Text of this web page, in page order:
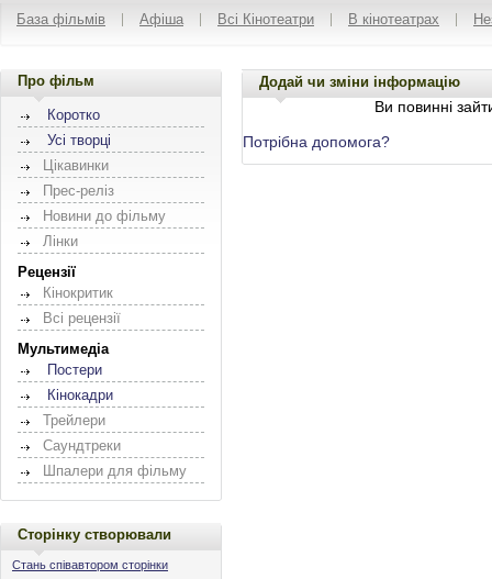
База фільмів Афіша Всі Кінотеатри В кінотеатрах
Про фільм
Коротко
Усі творці
Цікавинки
Прес-реліз
Новини до фільму
Лінки
Рецензії
Кінокритик
Всі рецензії
Мультимедіа
Постери
Кінокадри
Трейлери
Саундтреки
Шпалери для фільму
Сторінку створювали
Стань співавтором сторінки
Додай чи зміни інформацію
Ви повинні
Потрібна допомога?